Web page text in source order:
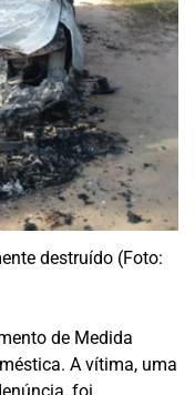
destruído (Foto:
de Medida
A vítima, uma
foi